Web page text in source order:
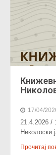
17/04/
21.4.2026 /
Николоски
Прочитај